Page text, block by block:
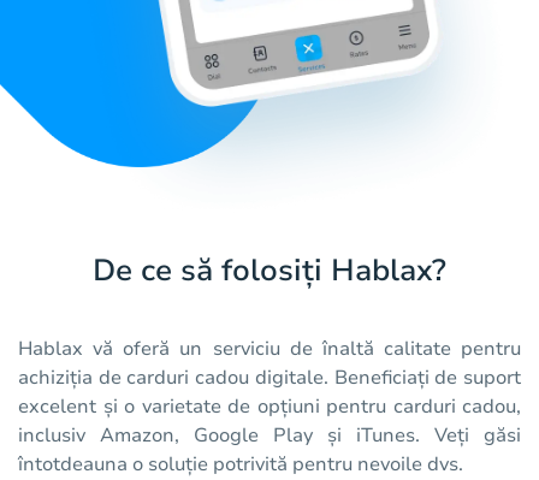
De ce să folosiți Hablax?
Hablax vă oferă un serviciu de înaltă calitate pentru
achiziția de carduri cadou digitale. Beneficiați de suport
excelent și o varietate de opțiuni pentru carduri cadou,
inclusiv Amazon, Google Play și iTunes. Veți găsi
întotdeauna o soluție potrivită pentru nevoile dvs.